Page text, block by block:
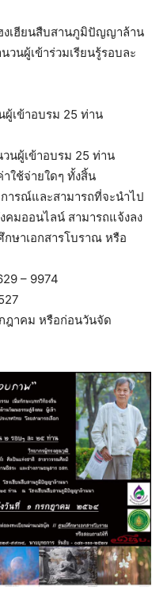
งเฮียนสืบสานภูมิปัญญาล้าน
วนผู้เข้าร่วมเรียนรู้รอบละ
เข้าอบรม 25 ท่าน
นผู้เข้าอบรม 25 ท่าน
ใช้จ่ายใดๆ ทั้งสิ้น
การณ์และสามารถที่จะนำไป
คมออนไลน์ สามารถแจ้งลง
ษาเอกสารโบราณ หรือ
– 9974
ฎาคม หรือก่อนวันจัด